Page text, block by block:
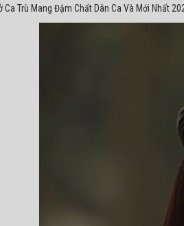
Ca Trù Mang Đậm Chất Dân Ca Và Mới Nhất